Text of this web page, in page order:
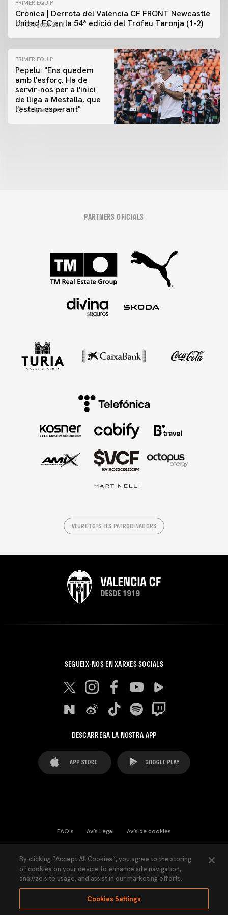
PRIMER EQUIP
Crónica | Derrota del Valencia CF FRONT Newcastle
United FC en la 54ª edició del Trofeu Taronja (1-2)
08 agosto 2026
PRIMER EQUIP
Pepelu: "Ens quedem
amb l'esforç. Ha de
servir-nos per a l'inici
de lliga a Mestalla, que
l'estem esperant"
08 agosto 2026
PRIMER EQUIP
📸 #ValenciaNUFC
PRIMER EQUIP
MESTALLA 📍
PARTNERS OFICIALS
VEURE TOTS ELS PATROCINADORS
SEGUEIX-NOS EN XARXES SOCIALS
DESCARREGA LA NOSTRA APP
FAQ's Avís Legal Avís de cookies
Llei de Transparència Política de Privacitat
Accessibilitat
By clicking “Accept All Cookies”, you agree to the storing
of cookies on your device to enhance site navigation,
analyze site usage, and assist in our marketing efforts.
Cookies Settings